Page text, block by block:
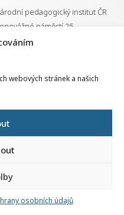
webových stránek a našich
osobních údajů
pedagogický institut ČR
náměstí 25
00 Praha 1